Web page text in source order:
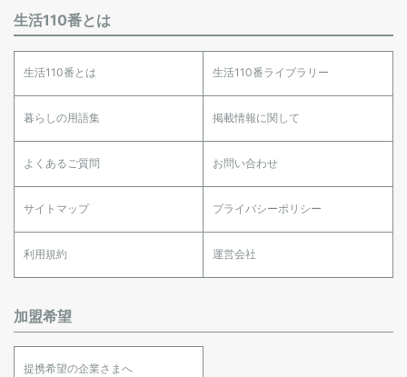
生活110番とは
生活110番とは 生活110番ライブラリー
暮らしの用語集 掲載情報に関して
よくあるご質問 お問い合わせ
サイトマップ プライバシーポリシー
利用規約 運営会社
加盟希望
提携希望の企業さまへ